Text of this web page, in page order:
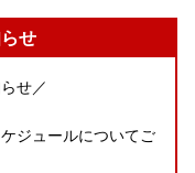
せ
せ／
ジュールについてご